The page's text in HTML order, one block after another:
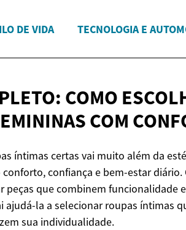
DE VIDA TECNOLOGIA E
COMO
COM
íntimas certas vai muito além da
confiança e bem-estar
peças que combinem funcionalidade
ajudá-la a selecionar roupas íntimas
sua individualidade.